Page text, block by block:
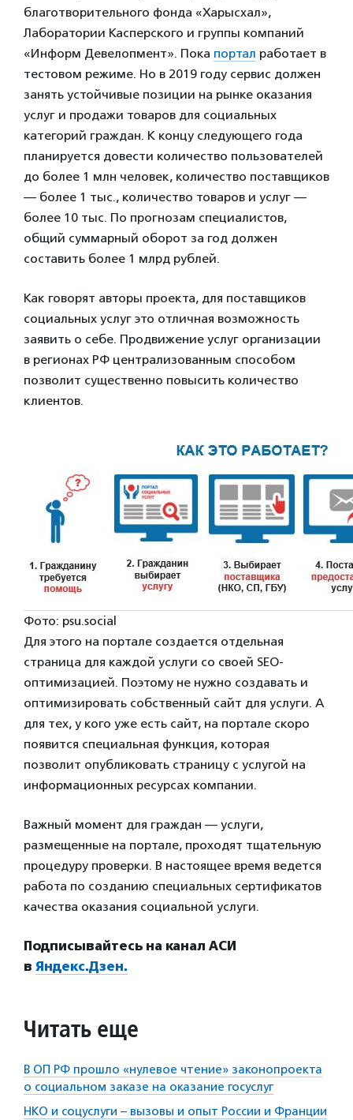
благотворительного фонда «Харысхал»,
Лаборатории Касперского и группы компаний
«Информ Девелопмент». Пока портал работает в
тестовом режиме. Но в 2019 году сервис должен
занять устойчивые позиции на рынке оказания
услуг и продажи товаров для социальных
категорий граждан. К концу следующего года
планируется довести количество пользователей
до более 1 млн человек, количество поставщиков
— более 1 тыс., количество товаров и услуг —
более 10 тыс. По прогнозам специалистов,
общий суммарный оборот за год должен
составить более 1 млрд рублей.
Как говорят авторы проекта, для поставщиков
социальных услуг это отличная возможность
заявить о себе. Продвижение услуг организации
в регионах РФ централизованным способом
позволит существенно повысить количество
клиентов.
Фото: psu.social
Для этого на портале создается отдельная
страница для каждой услуги со своей SEO-
оптимизацией. Поэтому не нужно создавать и
оптимизировать собственный сайт для услуги. А
для тех, у кого уже есть сайт, на портале скоро
появится специальная функция, которая
позволит опубликовать страницу с услугой на
информационных ресурсах компании.
Важный момент для граждан — услуги,
размещенные на портале, проходят тщательную
процедуру проверки. В настоящее время ведется
работа по созданию специальных сертификатов
качества оказания социальной услуги.
Подписывайтесь на канал АСИ
в Яндекс.Дзен.
Читать еще
В ОП РФ прошло «нулевое чтение» законопроекта
о социальном заказе на оказание госуслуг
НКО и соцуслуги – вызовы и опыт России и Франции